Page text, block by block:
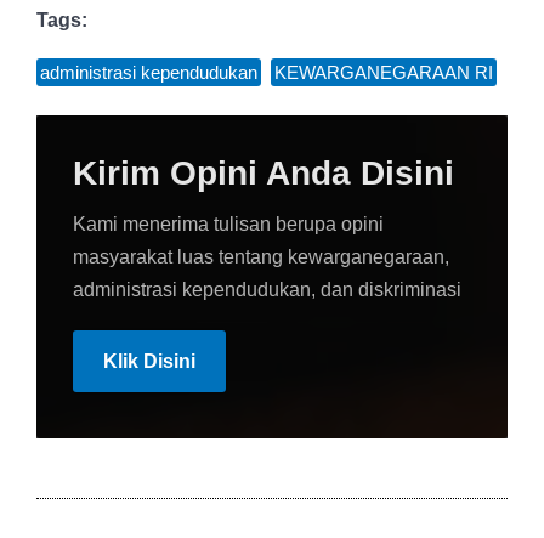
Tags:
administrasi kependudukan KEWARGANEGARAAN RI
Kirim Opini Anda Disini
Kami menerima tulisan berupa opini
masyarakat luas tentang kewarganegaraan,
administrasi kependudukan, dan diskriminasi
Klik Disini